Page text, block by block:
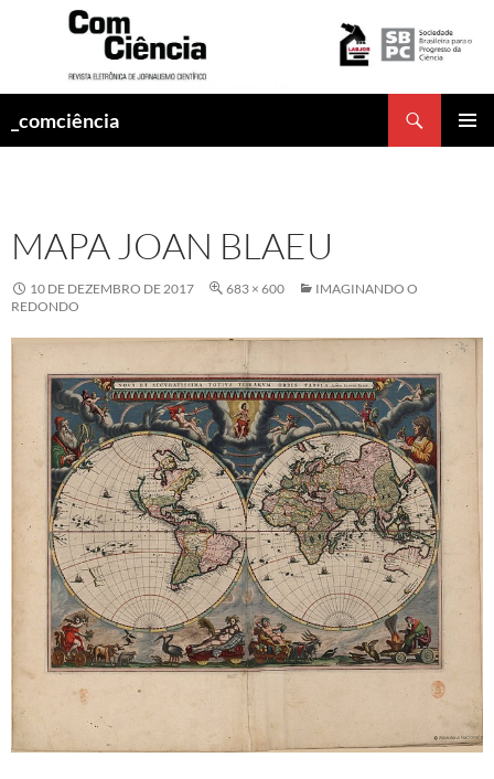
_comciência
MAPA JOAN BLAEU
10 DE DEZEMBRO DE 2017 683 × 600
IMAGINANDO O
REDONDO